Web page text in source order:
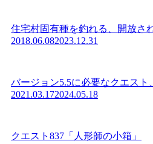
住宅村固有種を釣れる、開放さ
2018.06.082023.12.31
バージョン5.5に必要なクエス
2021.03.172024.05.18
クエスト837「人形師の小箱」